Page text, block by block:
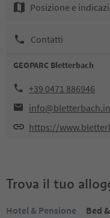
Posizione e
Contatti
GEOPARC Bletterbach
+39 0471 886946
https://
Trova il tuo
Hotel & Pensione Bed